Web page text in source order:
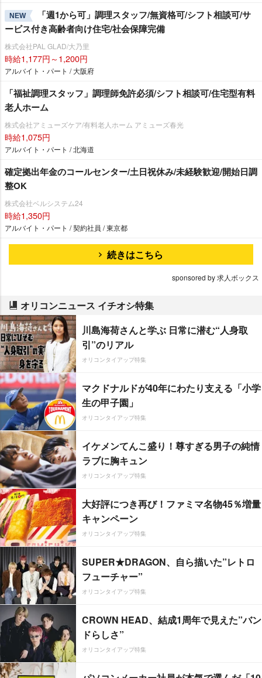
NEW
「週1から可」調理スタッフ/無資格可/シフト相談可/サ
ービス付き高齢者向け住宅/社会保障完備
株式会社PAL GLAD/大乃里
時給1,177円～1,200円
アルバイト・パート / 大阪府
「福祉調理スタッフ」調理師免許必須/シフト相談可/住宅型有料
老人ホーム
株式会社アミューズケア/有料老人ホーム アミューズ春光
時給1,075円
アルバイト・パート / 北海道
確定拠出年金のコールセンター/土日祝休み/未経験歓迎/開始日調
整OK
株式会社ベルシステム24
時給1,350円
アルバイト・パート / 契約社員 / 東京都
続きはこちら
sponsored by 求人ボックス
オリコンニュース イチオシ特集
川島海荷さんと学ぶ 日常に潜む“人身取
引”のリアル
オリコンタイアップ特集
マクドナルドが40年にわたり支える「小学
生の甲子園」
オリコンタイアップ特集
イケメンてんこ盛り！尊すぎる男子の純情
ラブに胸キュン
オリコンタイアップ特集
大好評につき再び！ファミマ名物45％増量
キャンペーン
オリコンタイアップ特集
SUPER★DRAGON、自ら描いた”レトロ
フューチャー”
オリコンタイアップ特集
CROWN HEAD、結成1周年で見えた”バン
ドらしさ”
オリコンタイアップ特集